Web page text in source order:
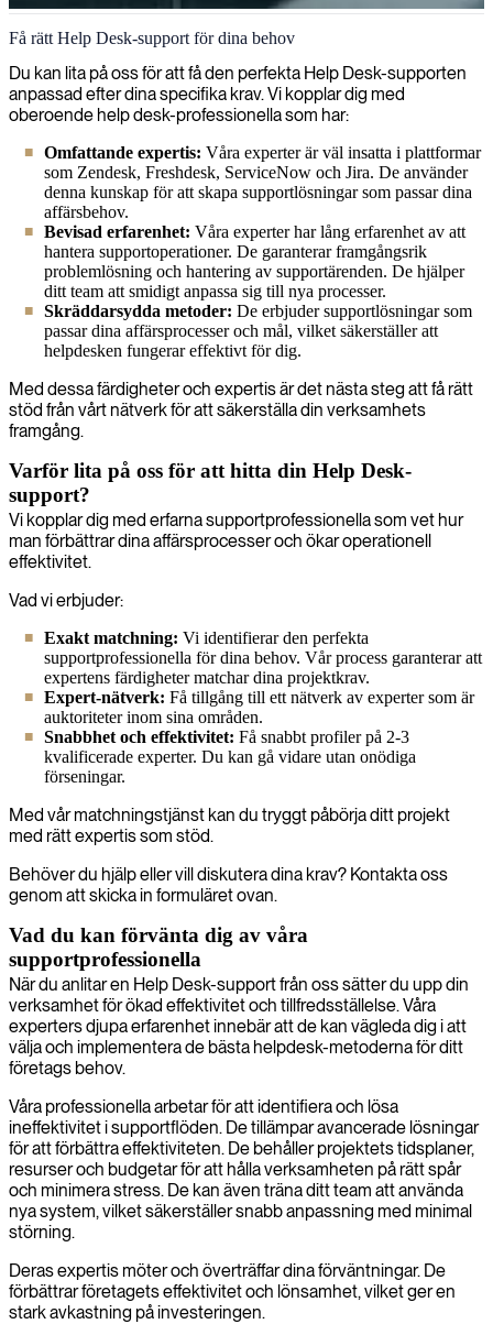
Help Desk-support
På Right People Group tillhandahåller vi expertis inom helpdesk-
support och specialister som säkerställer slutanvändarnas nöjdhet
genom effektiv problemlösning, pålitlig teknisk assistans och
Få rätt Help Desk-support för dina behov
Du kan lita på oss för att få den perfekta Help Desk-supporten
anpassad efter dina specifika krav. Vi kopplar dig med
oberoende help desk-professionella som har:
Omfattande expertis: Våra experter är väl insatta i plattformar
som Zendesk, Freshdesk, ServiceNow och Jira. De använder
denna kunskap för att skapa supportlösningar som passar dina
affärsbehov.
Bevisad erfarenhet: Våra experter har lång erfarenhet av att
hantera supportoperationer. De garanterar framgångsrik
problemlösning och hantering av supportärenden. De hjälper
ditt team att smidigt anpassa sig till nya processer.
Skräddarsydda metoder: De erbjuder supportlösningar som
passar dina affärsprocesser och mål, vilket säkerställer att
helpdesken fungerar effektivt för dig.
Med dessa färdigheter och expertis är det nästa steg att få rätt
stöd från vårt nätverk för att säkerställa din verksamhets
framgång.
Varför lita på oss för att hitta din Help Desk-
support?
Vi kopplar dig med erfarna supportprofessionella som vet hur
man förbättrar dina affärsprocesser och ökar operationell
effektivitet.
Vad vi erbjuder:
Exakt matchning: Vi identifierar den perfekta
supportprofessionella för dina behov. Vår process garanterar att
expertens färdigheter matchar dina projektkrav.
Expert-nätverk: Få tillgång till ett nätverk av experter som är
auktoriteter inom sina områden.
Snabbhet och effektivitet: Få snabbt profiler på 2-3
kvalificerade experter. Du kan gå vidare utan onödiga
förseningar.
Med vår matchningstjänst kan du tryggt påbörja ditt projekt
med rätt expertis som stöd.
Behöver du hjälp eller vill diskutera dina krav? Kontakta oss
genom att skicka in formuläret ovan.
Vad du kan förvänta dig av våra
supportprofessionella
När du anlitar en Help Desk-support från oss sätter du upp din
verksamhet för ökad effektivitet och tillfredsställelse. Våra
experters djupa erfarenhet innebär att de kan vägleda dig i att
välja och implementera de bästa helpdesk-metoderna för ditt
företags behov.
Våra professionella arbetar för att identifiera och lösa
ineffektivitet i supportflöden. De tillämpar avancerade lösningar
för att förbättra effektiviteten. De behåller projektets tidsplaner,
resurser och budgetar för att hålla verksamheten på rätt spår
och minimera stress. De kan även träna ditt team att använda
nya system, vilket säkerställer snabb anpassning med minimal
störning.
Deras expertis möter och överträffar dina förväntningar. De
förbättrar företagets effektivitet och lönsamhet, vilket ger en
stark avkastning på investeringen.